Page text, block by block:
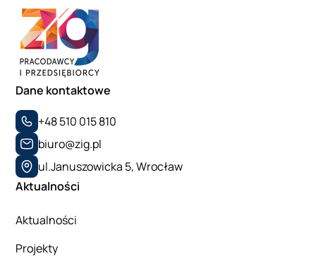
Dane kontaktowe
+48 510 015 810
biuro@zig.pl
ul.Januszowicka 5, Wrocław
Aktualności
Aktualności
Projekty